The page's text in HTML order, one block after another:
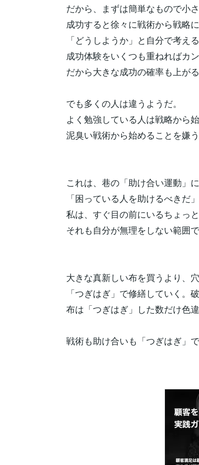
だから、まずは簡単なもので小
成功すると徐々に戦術から戦略に
「どうしようか」と自分で考え
成功体験をいくつも重ねればカン
だから大きな成功の確率も上がる
でも多くの人は違うようだ。
よく勉強している人は戦略から始
泥臭い戦術から始めることを嫌
これは、巷の「助け合い運動」
「困っている人を助けるべきだ
私は、すぐ目の前にいるちょっ
それも自分が無理をしない範囲
大きな真新しい布を買うより、
「つぎはぎ」で修繕していく。
布は「つぎはぎ」した数だけ色
戦術も助け合いも「つぎはぎ」で